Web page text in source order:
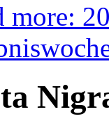
more: